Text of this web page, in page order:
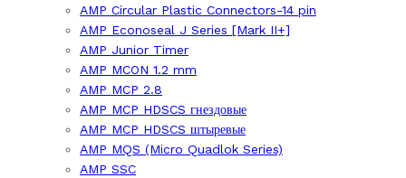
AMP Circular Plastic Connectors-14 pin
AMP Econoseal J Series [Mark II+]
AMP Junior Timer
AMP MCON 1.2 mm
AMP MCP 2.8
AMP MCP HDSCS гнездовые
AMP MCP HDSCS штыревые
AMP MQS (Micro Quadlok Series)
AMP SSC